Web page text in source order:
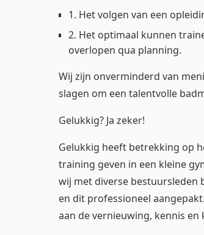
1. Het volgen van een
2. Het optimaal kunnen
overlopen qua planning.
Wij zijn onverminderd van
slagen om een talentvolle
Gelukkig? Ja zeker!
Gelukkig heeft betrekking op
training geven in een kleine
wij met diverse bestuursleden
en dit professioneel
aan de vernieuwing, kennis